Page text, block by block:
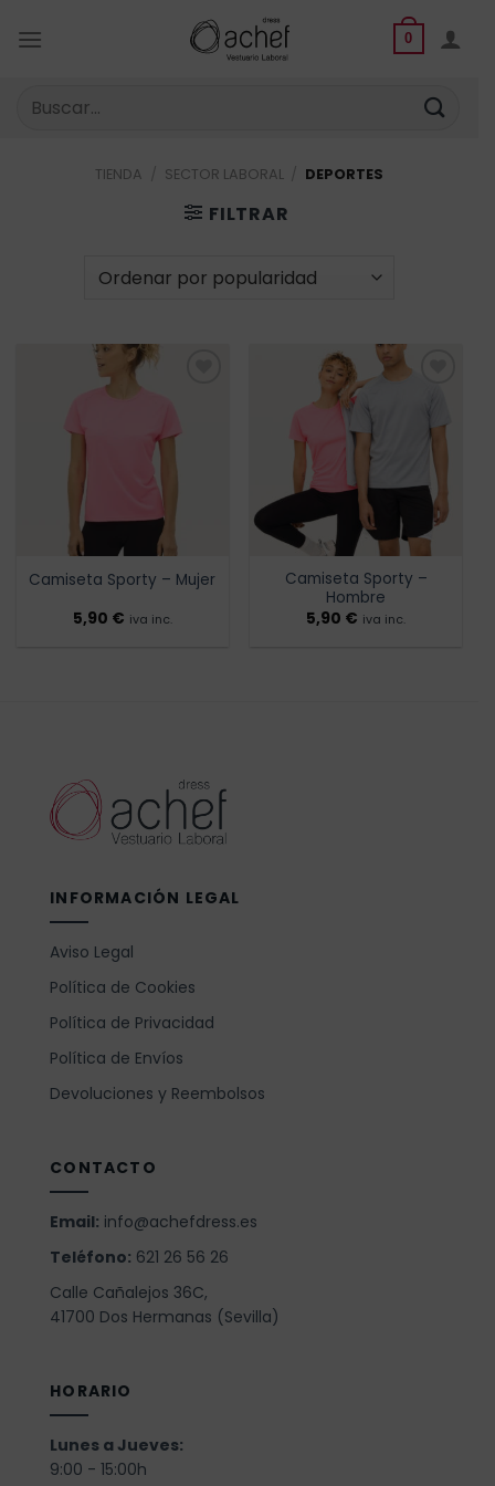
0
Buscar
TIENDA SECTOR LABORAL DEPORTES
FILTRAR
lista de
Camiseta Sporty – Mujer
5,90 € iva inc.
lista de
deseos
Camiseta Sporty –
Hombre
5,90 € iva inc.
INFORMACIÓN LEGAL
Aviso Legal
Política de Cookies
Política de Privacidad
Política de Envíos
Devoluciones y Reembolsos
CONTACTO
Email: info@achefdress.es
Teléfono: 621 26 56 26
Calle Cañalejos 36C,
41700 Dos Hermanas (Sevilla)
HORARIO
Lunes a Jueves:
9:00 - 15:00h